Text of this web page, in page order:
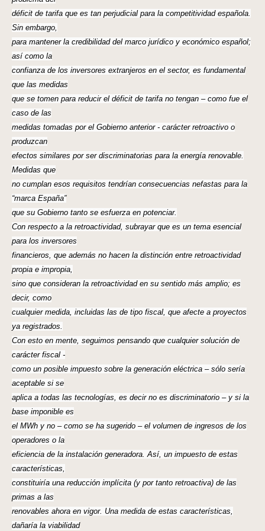
déficit de tarifa que es tan perjudicial para la competitividad española.
Sin embargo,
para mantener la credibilidad del marco jurídico y económico español;
así como la
confianza de los inversores extranjeros en el sector, es fundamental
que las medidas
que se tomen para reducir el déficit de tarifa no tengan – como fue el
caso de las
medidas tomadas por el Gobierno anterior - carácter retroactivo o
produzcan
efectos similares por ser discriminatorias para la energía renovable.
Medidas que
no cumplan esos requisitos tendrían consecuencias nefastas para la
“marca España”
que su Gobierno tanto se esfuerza en potenciar.
Con respecto a la retroactividad, subrayar que es un tema esencial
para los inversores
financieros, que además no hacen la distinción entre retroactividad
propia e impropia,
sino que consideran la retroactividad en su sentido más amplio; es
decir, como
cualquier medida, incluidas las de tipo fiscal, que afecte a proyectos
ya registrados.
Con esto en mente, seguimos pensando que cualquier solución de
carácter fiscal -
como un posible impuesto sobre la generación eléctrica – sólo sería
aceptable si se
aplica a todas las tecnologías, es decir no es discriminatorio – y si la
base imponible es
el MWh y no – como se ha sugerido – el volumen de ingresos de los
operadores o la
eficiencia de la instalación generadora. Así, un impuesto de estas
características,
constituiría una reducción implícita (y por tanto retroactiva) de las
primas a las
renovables ahora en vigor. Una medida de estas características,
dañaría la viabilidad